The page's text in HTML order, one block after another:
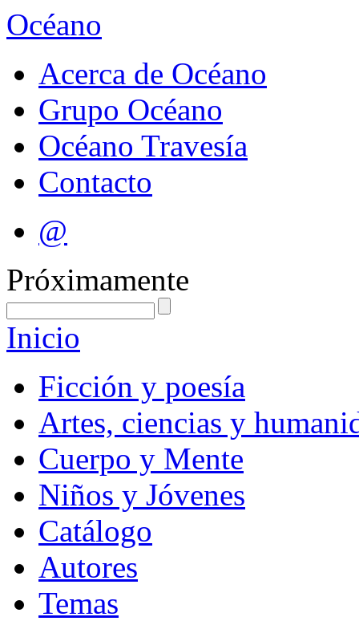
Océano
Acerca de Océano
Grupo Océano
Océano Travesía
Contacto
@
Próximamente
Inicio
Ficción y poesía
Artes, ciencias y
Cuerpo y Mente
Niños y Jóvenes
Catálogo
Autores
Temas